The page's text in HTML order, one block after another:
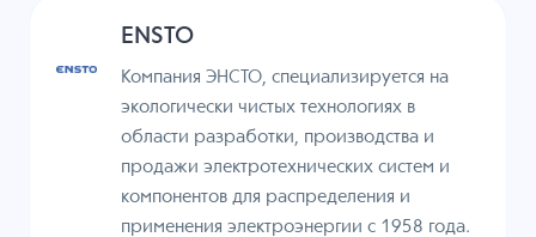
ENSTO
Компания ЭНСТО, специализируется на
экологически чистых технологиях в
области разработки, производства и
продажи электротехнических систем и
компонентов для распределения и
применения электроэнергии с 1958 года.